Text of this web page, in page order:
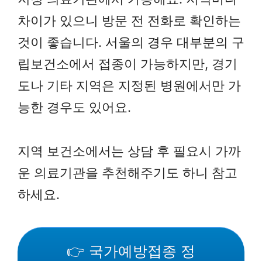
차이가 있으니 방문 전 전화로 확인하는
것이 좋습니다. 서울의 경우 대부분의 구
립보건소에서 접종이 가능하지만, 경기
도나 기타 지역은 지정된 병원에서만 가
능한 경우도 있어요.
지역 보건소에서는 상담 후 필요시 가까
운 의료기관을 추천해주기도 하니 참고
하세요.
👉 국가예방접종 정